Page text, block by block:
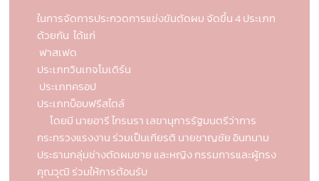
ในการจัดการประกวดการแข่งขันตัดผม จัดขึ้น 4 ประเภท
ด้วยกัน ได้แก่
ฟาสเฟด
ประเภทวินเทจโมเดิร์น
ประเภทครอป
ประเภทบ็อบฟรีสไตล์
โดยมี นายอารี ไกรนรา เลขานุการรัฐมนตรีว่าการ
กระทรวงแรงงาน ร่วมเป็นเกียรติ นายชาญชัย อินทนาม
ประธานกลุ่มช่างตัดผมชาย และหญิง กรรมการและผู้ทรง
คุณวุฒิ ร่วมให้การต้อนรับ